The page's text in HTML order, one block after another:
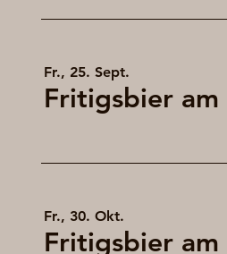
Fr., 25. Sept.
Fr., 30. Okt.